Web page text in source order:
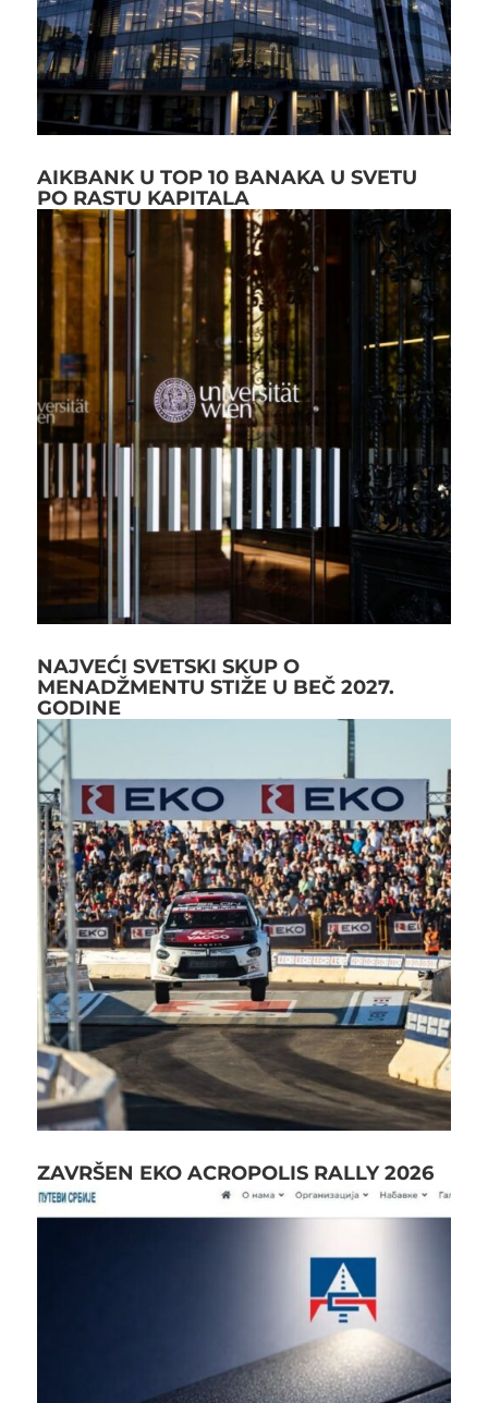
AIKBANK U TOP 10 BANAKA U SVETU
PO RASTU KAPITALA
NAJVEĆI SVETSKI SKUP O
MENADŽMENTU STIŽE U BEČ 2027.
GODINE
ZAVRŠEN EKO ACROPOLIS RALLY 2026